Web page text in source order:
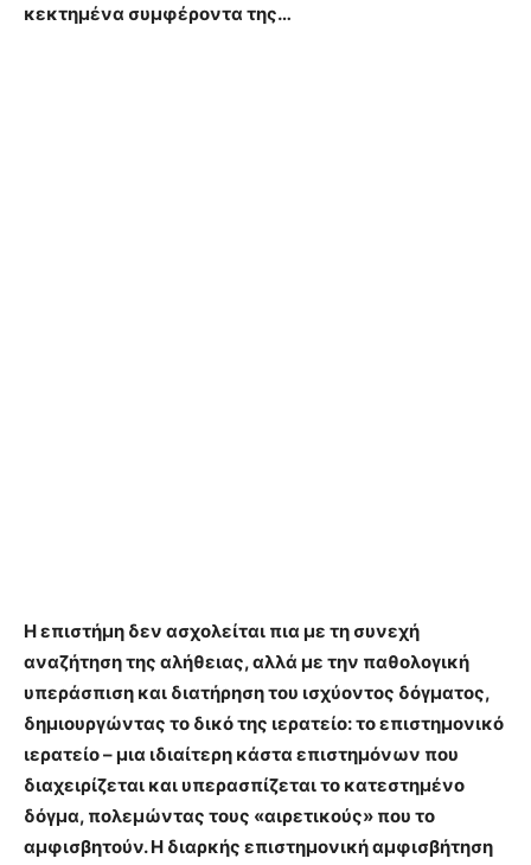
κεκτημένα συμφέροντα της…
Η επιστήμη δεν ασχολείται πια με τη συνεχή
αναζήτηση της αλήθειας, αλλά με την παθολογική
υπεράσπιση και διατήρηση του ισχύοντος δόγματος,
δημιουργώντας το δικό της ιερατείο: το επιστημονικό
ιερατείο – μια ιδιαίτερη κάστα επιστημόνων που
διαχειρίζεται και υπερασπίζεται το κατεστημένο
δόγμα, πολεμώντας τους «αιρετικούς» που το
αμφισβητούν. Η διαρκής επιστημονική αμφισβήτηση